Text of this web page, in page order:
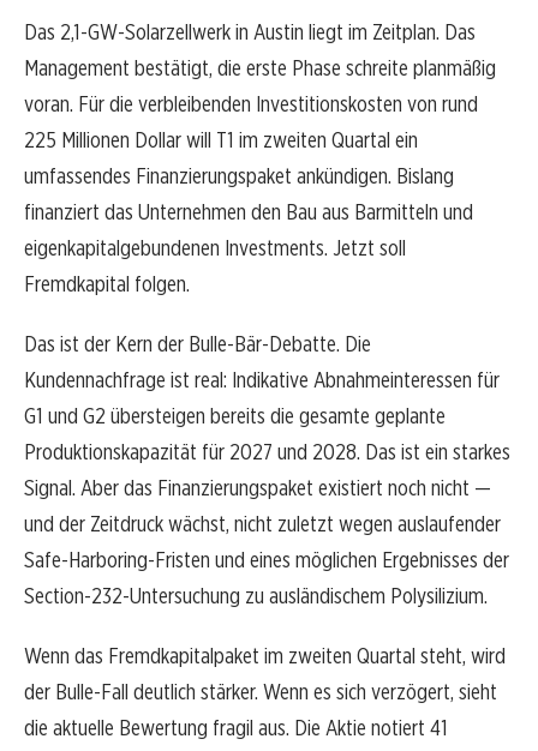
Das 2,1-GW-Solarzellwerk in Austin liegt im Zeitplan. Das
Management bestätigt, die erste Phase schreite planmäßig
voran. Für die verbleibenden Investitionskosten von rund
225 Millionen Dollar will T1 im zweiten Quartal ein
umfassendes Finanzierungspaket ankündigen. Bislang
finanziert das Unternehmen den Bau aus Barmitteln und
eigenkapitalgebundenen Investments. Jetzt soll
Fremdkapital folgen.
Das ist der Kern der Bulle-Bär-Debatte. Die
Kundennachfrage ist real: Indikative Abnahmeinteressen für
G1 und G2 übersteigen bereits die gesamte geplante
Produktionskapazität für 2027 und 2028. Das ist ein starkes
Signal. Aber das Finanzierungspaket existiert noch nicht —
und der Zeitdruck wächst, nicht zuletzt wegen auslaufender
Safe-Harboring-Fristen und eines möglichen Ergebnisses der
Section-232-Untersuchung zu ausländischem Polysilizium.
Wenn das Fremdkapitalpaket im zweiten Quartal steht, wird
der Bulle-Fall deutlich stärker. Wenn es sich verzögert, sieht
die aktuelle Bewertung fragil aus. Die Aktie notiert 41